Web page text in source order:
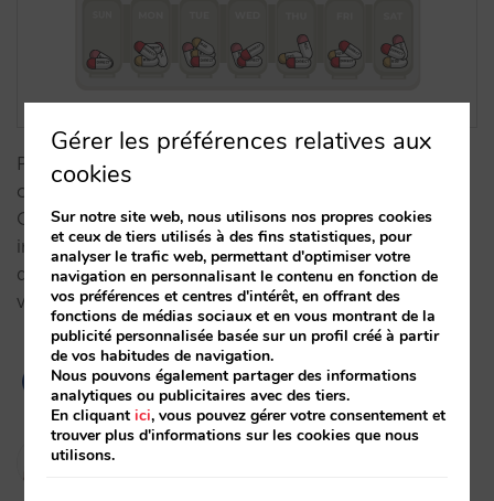
Pour définir un channel mix solide, vous devez bien
comprendre le fonctionnement de chaque canal.
Cette étude des termes et des notions les plus
importants dans la distribution hôtelière vous aide à
déterminer le bon dosage de chaque canal dans
votre stratégie. …
Marta Romero
Gérer les préférences relatives aux
cookies
Sur notre site web, nous utilisons nos propres cookies
et ceux de tiers utilisés à des fins statistiques, pour
analyser le trafic web, permettant d'optimiser votre
navigation en personnalisant le contenu en fonction de
vos préférences et centres d'intérêt, en offrant des
fonctions de médias sociaux et en vous montrant de la
publicité personnalisée basée sur un profil créé à partir
de vos habitudes de navigation.
Nous pouvons également partager des informations
analytiques ou publicitaires avec des tiers.
En cliquantici, vous pouvez gérer votre consentement et
trouver plus d'informations sur les cookies que nous
utilisons.